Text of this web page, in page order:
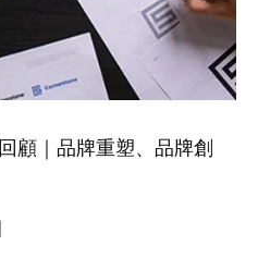
顧｜品牌重塑、品牌創